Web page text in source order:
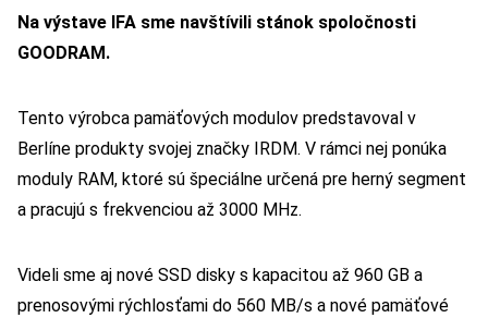
Na výstave IFA sme navštívili stánok spoločnosti
GOODRAM.
Tento výrobca pamäťových modulov predstavoval v
Berlíne produkty svojej značky IRDM. V rámci nej ponúka
moduly RAM, ktoré sú špeciálne určená pre herný segment
a pracujú s frekvenciou až 3000 MHz.
Videli sme aj nové SSD disky s kapacitou až 960 GB a
prenosovými rýchlosťami do 560 MB/s a nové pamäťové